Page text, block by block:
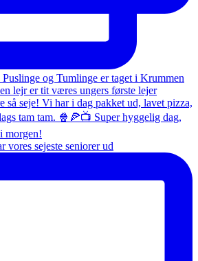
vores sejeste seniorer ud